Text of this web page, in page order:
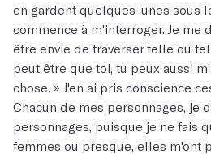
en gardent quelques-unes sous
commence à m'interroger. Je me
être envie de traverser telle ou
peut être que toi, tu peux aussi
chose. » J'en ai pris conscience
Chacun de mes personnages, je
personnages, puisque je ne fais
femmes ou presque, elles m'ont